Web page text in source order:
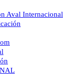
Aval Internacional